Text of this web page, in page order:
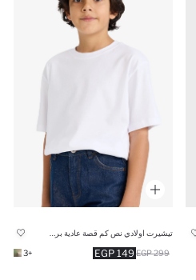
تيشيرت اولادي نص كم قصة عادية برقبة مستديرة
149 EGP 299 EGP
+3